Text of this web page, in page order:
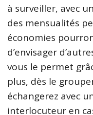
à surveiller, avec
des mensualités
économies
d’envisager
vous le permet
plus, dès le
échangerez avec
interlocuteur en